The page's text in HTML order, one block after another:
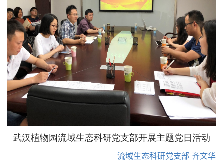
武汉植物园流域生态科研党支部开展主题党日活动
流域生态科研党支部 齐文华